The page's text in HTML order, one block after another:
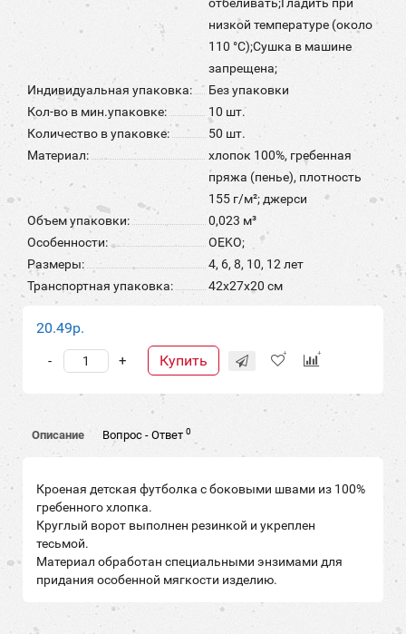
низкой температуре (около
110 °С);Сушка в машине
запрещена;
Индивидуальная упаковка:
Без упаковки
Кол-во в мин.упаковке:
10 шт.
Количество в упаковке:
50 шт.
Материал:
хлопок 100%, гребенная
пряжа (пенье), плотность
155 г/м²; джерси
Объем упаковки:
0,023 м³
Особенности:
OEKO;
Размеры:
4, 6, 8, 10, 12 лет
Транспортная упаковка:
42x27x20 см
20.49р.
+
- Купить
Описание Вопрос - Ответ 0
Кроеная детская футболка с боковыми швами из 100%
гребенного хлопка.
Круглый ворот выполнен резинкой и укреплен
тесьмой.
Материал обработан специальными энзимами для
придания особенной мягкости изделию.